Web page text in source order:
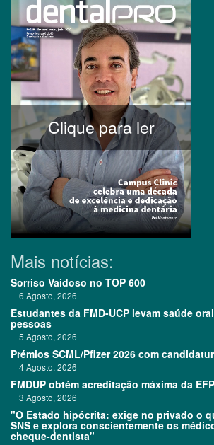
Clique para ler
Mais notícias:
Sorriso Vaidoso no TOP 600
6 Agosto, 2026
Estudantes da FMD-UCP levam saúde
pessoas
5 Agosto, 2026
Prémios SCML/Pfizer 2026 com
4 Agosto, 2026
FMDUP obtém acreditação máxima da EFP
3 Agosto, 2026
"O Estado hipócrita: exige no privado o
SNS e explora conscientemente os
cheque-dentista"